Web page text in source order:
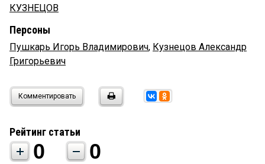
КУЗНЕЦОВ
Персоны
Пушкарь Игорь Владимирович, Кузнецов Александр
Григорьевич
Комментировать
Рейтинг статьи
0 0